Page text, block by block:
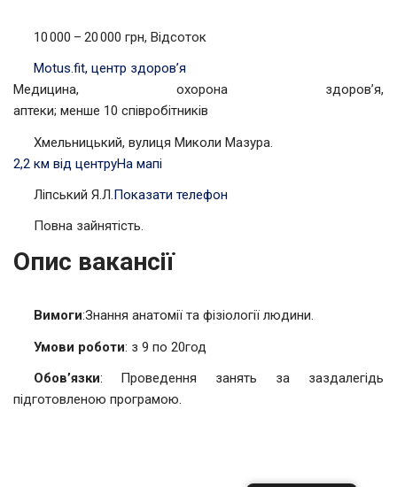
10 000 – 20 000 грн, Відсоток
Motus.fit, центр здоров’я
Медицина, охорона здоров’я,
аптеки; менше 10 співробітників
Хмельницький, вулиця Миколи Мазура.
2,2 км від центруНа мапі
Ліпський Я.Л.Показати телефон
Повна зайнятість.
Опис вакансії
Вимоги:Знання анатомії та фізіології людини.
Умови роботи: з 9 по 20год
Обов’язки: Проведення занять за заздалегідь
підготовленою програмою.